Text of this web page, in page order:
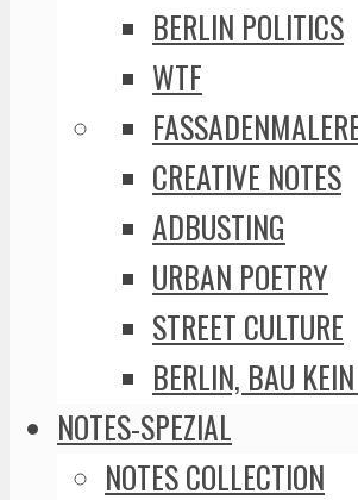
BERLIN POLITICS
WTF
CREATIVE NOTES
ADBUSTING
URBAN POETRY
STREET CULTURE
BERLIN, BAU
NOTES-SPEZIAL
NOTES COLLECTION